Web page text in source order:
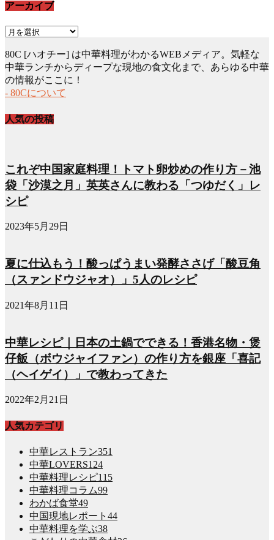
アーカイブ
ア
カ
イ
ブ
80C [ハオチー] は中華料理がわかるWEBメディア。気軽な
中華ランチからディープな現地の食文化まで、あらゆる中華
の情報がここに！
- 80Cについて
人気の投稿
これぞ中国家庭料理！トマト卵炒めの作り方－池
袋「沙漠之月」英英さんに教わる「つゆだく」レ
シピ
2023年5月29日
夏に仕込もう！酸っぱうまい発酵ささげ「酸豆角
（スァンドウジャオ）」5人のレシピ
2021年8月11日
中華レシピ｜日本の土鍋でできる！香港名物・煲
仔飯（ボウジャイファン）の作り方を銀座「喜記
（ヘイゲイ）」で教わってきた
2022年2月21日
人気カテゴリ
中華レストラン351
中華LOVERS124
中華料理レシピ115
中華料理コラム99
わかば食堂49
中国現地レポート 44
中華料理を学ぶ38